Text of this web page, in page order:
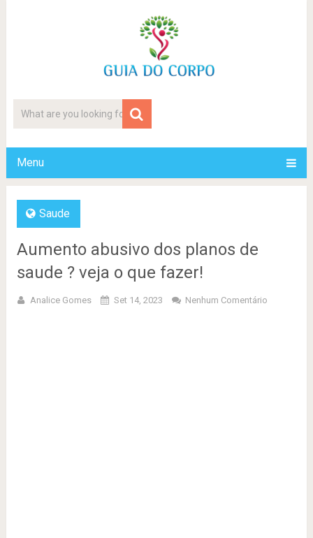
Menu
Saude
Aumento abusivo dos planos de
saude ? veja o que fazer!
Analice Gomes Set 14, 2023 Nenhum Comentário